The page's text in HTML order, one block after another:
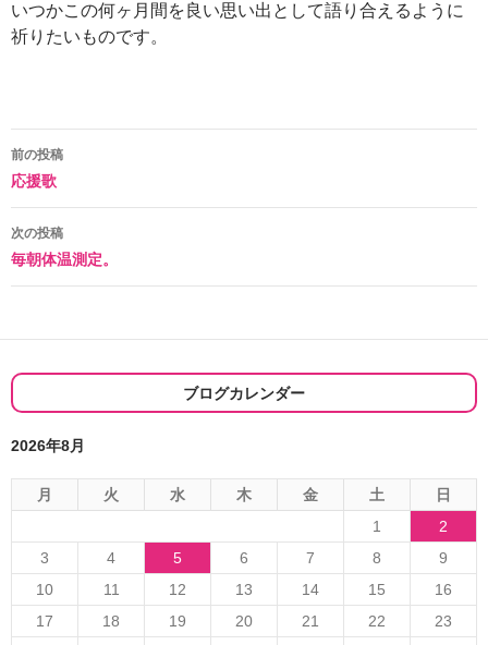
いつかこの何ヶ月間を良い思い出として語り合えるように
祈りたいものです。
投
稿
ナ
ビ
ー
シ
ョ
ン
前の投稿
応援歌
次の投稿
毎朝体温測定。
ブログカレンダー
2026年8月
月 火 水 木 金 土
日
1
2
3
4 5 6 7 8
9
10
11 12 13 14 15
16
17
18 19 20 21 22
23